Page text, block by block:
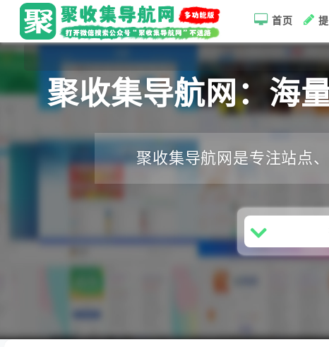
首页
聚收集导航网：海
聚收集导航网是专注站点